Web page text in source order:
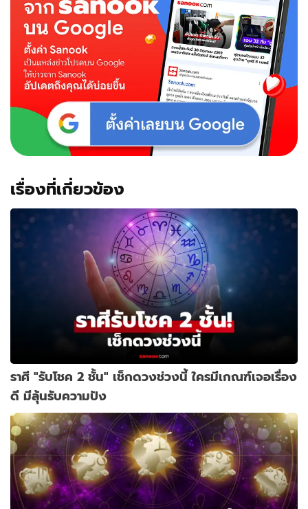
เรื่องที่เกี่ยวข้อง
ราศี "รับโชค 2 ชั้น" เช็กดวงช่วงนี้ ใครมีเกณฑ์เจอเรื่อง
ดี มีลุ้นรับความปัง